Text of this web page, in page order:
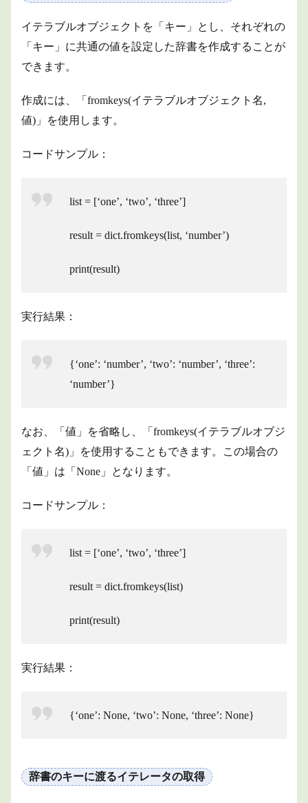
イテラブルオブジェクトを「キー」とし、それぞれの
「キー」に共通の値を設定した辞書を作成することが
できます。
作成には、「fromkeys(イテラブルオブジェクト名,
値)」を使用します。
コードサンプル：
list = [‘one’, ‘two’, ‘three’]
result = dict.fromkeys(list, ‘number’)
print(result)
実行結果：
{‘one’: ‘number’, ‘two’: ‘number’, ‘three’:
‘number’}
なお、「値」を省略し、「fromkeys(イテラブルオブジ
ェクト名)」を使用することもできます。この場合の
「値」は「None」となります。
コードサンプル：
list = [‘one’, ‘two’, ‘three’]
result = dict.fromkeys(list)
print(result)
実行結果：
{‘one’: None, ‘two’: None, ‘three’: None}
辞書のキーに渡るイテレータの取得